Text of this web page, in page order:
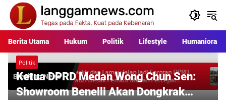
Langsung
konten
Berita Utama Hukum Politik Lifestyle Humaniora
Breaking NewsParkir dan Lampu Jalan Jadi Sorotan DPRD,
Fauzi Desak Pemkot Medan Percepat
Pembenahan
Warga
Rp397
Politik
Ketua DPRD Medan Wong Chun Sen:
Showroom Benelli Akan Dongkrak